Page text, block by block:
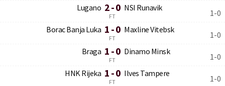
1-0
Lugano 2 - 0 NSI Runavik
FT
1-0
Borac Banja Luka 1 - 0 Maxline Vitebsk
FT
1-0
Braga 1 - 0 Dinamo Minsk
FT
1-0
HNK Rijeka 1 - 0 Ilves Tampere
FT